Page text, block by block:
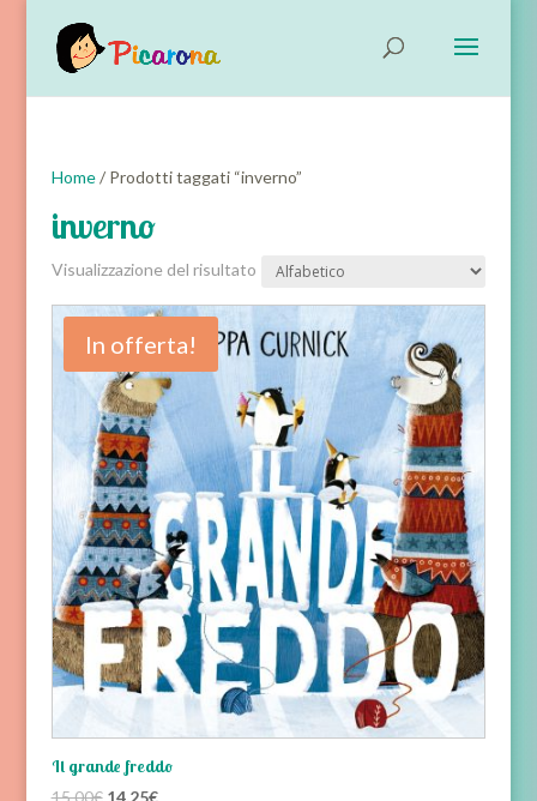
Home/ Prodotti taggati “inverno”
inverno
Visualizzazione del risultato
In offerta!
Il grande freddo
15,00€ Il
14,25€Il